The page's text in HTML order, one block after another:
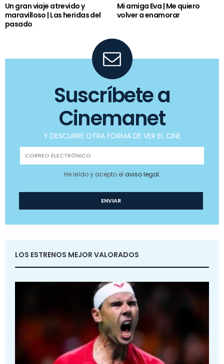
Un gran viaje atrevido y
maravilloso | Las heridas del
pasado
Mi amiga Eva | Me quiero
volver a enamorar
Suscríbete a
Cinemanet
Y DESCUBRE OTRA FORMA DE VER EL CINE
He leído y acepto el aviso legal.
LOS ESTRENOS MEJOR VALORADOS